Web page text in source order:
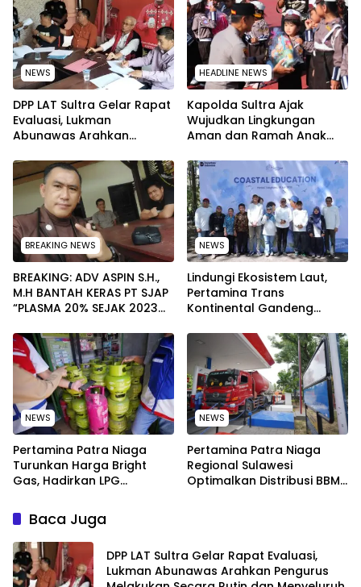
NEWS
‎DPP LAT Sultra Gelar Rapat
Evaluasi, Lukman
Abunawas Arahkan
Secara Rutin dan
Menyeluruh
HEADLINE NEWS
Kapolda Sultra Ajak
Wujudkan Lingkungan
Aman dan Ramah Anak
Nasional 2026
BREAKING NEWS
BREAKING: ADV ASPIN S.H.,
M.H BANTAH KERAS PT SJAP
“PLASMA 20% SEJAK 2023
WARGA WAWOONE!
NEWS
Lindungi Ekosistem Laut,
Pertamina Trans
Kontinental Gandeng
Kebersihan Pantai di
Bitung, Sulawesi
NEWS
Pertamina Patra Niaga
Turunkan Harga Bright
Gas, Hadirkan LPG
Lebih Kompetitif
NEWS
Pertamina Patra Niaga
Regional Sulawesi
Optimalkan Distribusi BBM
Baca Juga
‎DPP LAT Sultra Gelar Rapat Evaluasi,
Lukman Abunawas Arahkan Pengurus